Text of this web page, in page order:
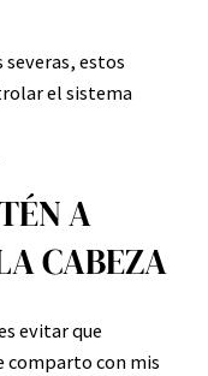
estos
el sistema
A
CABEZA
evitar que
comparto con mis